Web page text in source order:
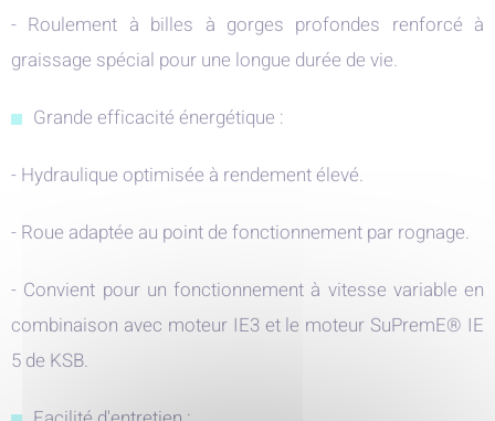
- Roulement à billes à gorges profondes renforcé à
graissage spécial pour une longue durée de vie.
Grande efficacité énergétique :
- Hydraulique optimisée à rendement élevé.
- Roue adaptée au point de fonctionnement par rognage.
- Convient pour un fonctionnement à vitesse variable en
combinaison avec moteur IE3 et le moteur SuPremE® IE
5 de KSB.